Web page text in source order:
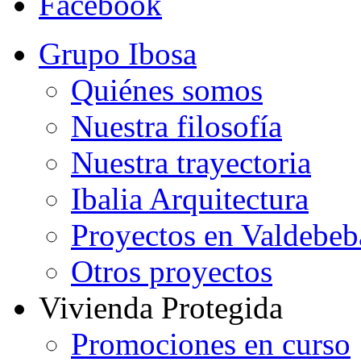
Grupo Ibosa
Quiénes somos
Nuestra filosofía
Nuestra trayectoria
Ibalia Arquitectura
Proyectos en
Otros proyectos
Vivienda Protegida
Promociones en curso